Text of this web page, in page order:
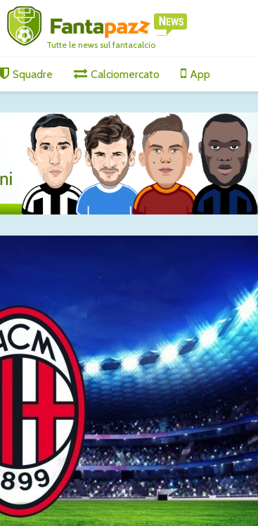
Tutte le news sul fantacalcio
Squadre Calciomercato App
verso il campionato:
bene Juventus, Napoli e
Lazio, pari Milan-Inter,
ko il Sassuolo
05/08/2026
Touré al Parma:
accordo raggiunto con
l’Atalanta
05/08/2026
Molina alla Roma: è
fatta
05/08/2026
Gabriel
l’Arsenal
06/
Yan
ufficiale
prestito
06/
Milan:
mirino
06/